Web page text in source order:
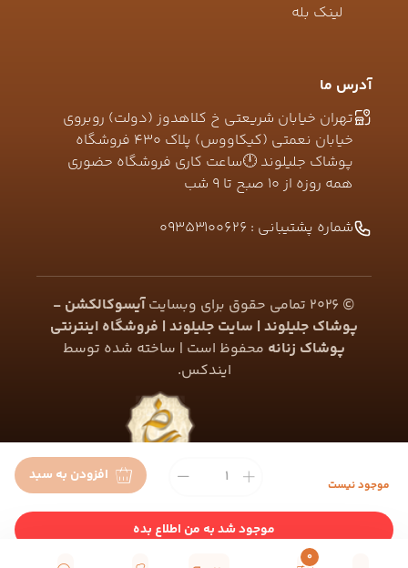
0
موجود نیست
افزودن به سبد
موجود شد به من اطلاع بده
لینک بله
آدرس ما
تهران خیابان شریعتی خ کلاهدوز (دولت) روبروی
خیابان نعمتی (کیکاووس) پلاک ۴۳۰ فروشگاه
پوشاک جلیلوند 🕛ساعت کاری فروشگاه حضوری
همه روزه از ۱۰ صبح تا ۹ شب
شماره پشتیبانی : 09353100626
©
2026 تمامی حقوق برای وبسایتآیسوکالکشن -
پوشاک جلیلوند | سایت جلیلوند | فروشگاه اینترنتی
پوشاک زنانه محفوظ است | ساخته شده توسط
ایندکس.